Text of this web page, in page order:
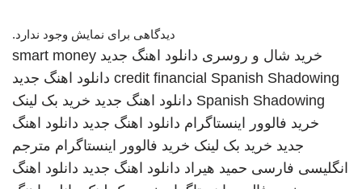
دیدگاهی برای نمایش وجود ندارد.
خرید شال و روسری دانلود اهنگ جدید smart money
credit financial Spanish Shadowing
دانلود اهنگ جدید
Spanish Shadowing دانلود اهنگ جدید خرید بک لینک
خرید فالوور اینستاگرام دانلود اهنگ جدید دانلود اهنگ
جدید خرید بک لینک خرید فالوور اینستاگرام مترجم
انگلیسی فارسی حمید هیراد دانلود اهنگ جدید دانلود اهنگ